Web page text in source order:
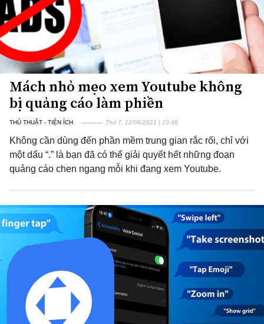
Mách nhỏ mẹo xem Youtube không
bị quảng cáo làm phiền
THỦ THUẬT - TIỆN ÍCH Thứ 7, 12/06/2021 | 10:48
Không cần dùng đến phần mềm trung gian rắc rối, chỉ với
một dấu “.” là bạn đã có thể giải quyết hết những đoạn
quảng cáo chen ngang mỗi khi đang xem Youtube.